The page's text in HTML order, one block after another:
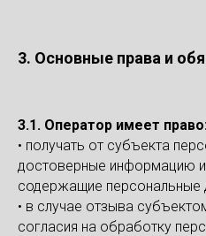
3. Основные права и
3.1. Оператор имеет
• получать от субъекта
достоверные информацию
содержащие персональные
• в случае отзыва
согласия на обработку